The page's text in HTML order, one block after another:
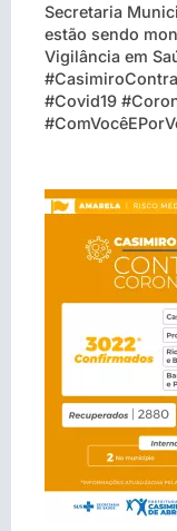
Secretaria
estão sendo
Vigilância em
#Covid19